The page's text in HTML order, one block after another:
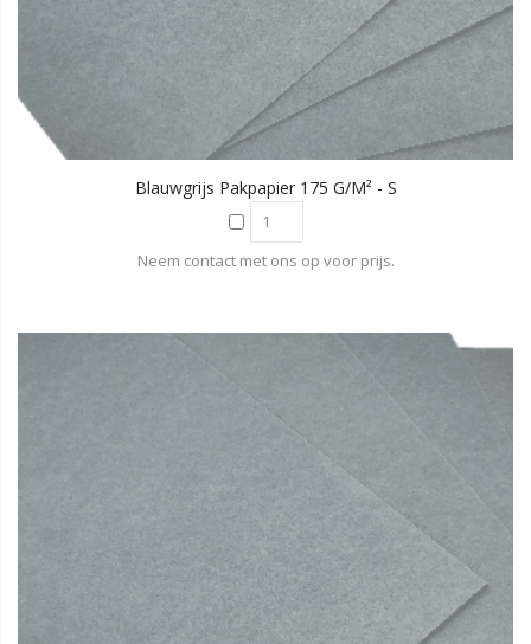
Blauwgrijs Pakpapier 175 G/m² - S
Neem contact met ons op voor prijs.